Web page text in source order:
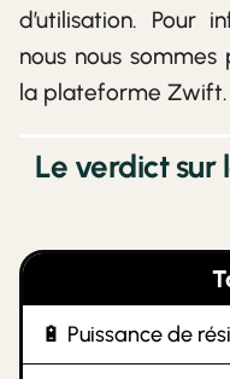
d’utilisation. Pour
nous nous
la plateforme Zwift.
Le verdict
🔋 Puissance de